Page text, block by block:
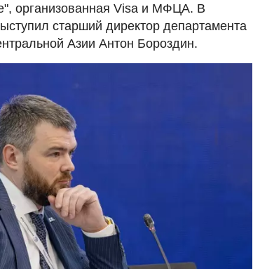
организованная Visa и МФЦА. В
старший директор департамента
Азии Антон Бороздин.